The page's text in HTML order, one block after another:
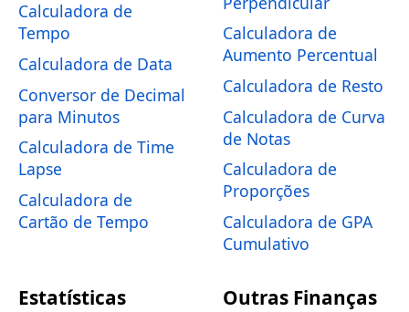
Calculadora de
Tempo
Calculadora de Data
Conversor de Decimal
para Minutos
Calculadora de Time
Lapse
Calculadora de
Cartão de Tempo
Calculadora de
Aumento Percentual
Calculadora de Resto
Calculadora de Curva
de Notas
Calculadora de
Proporções
Calculadora de GPA
Cumulativo
Estatísticas Outras Finanças